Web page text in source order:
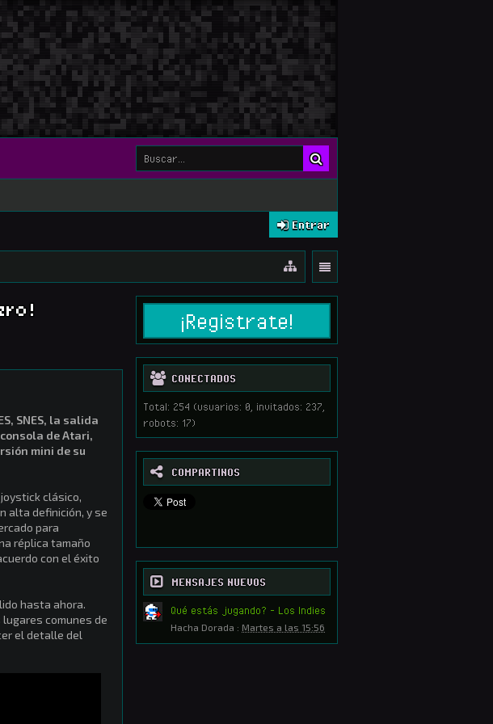
Entrar
SNES, la salida
de Atari,
mini de su
clásico,
alta definición, y se
para
réplica tamaño
con el éxito
hasta ahora.
comunes de
el detalle del
¡Registrate!
CONECTADOS
Total: 254 (usuarios: 0, invitados: 237,
robots: 17)
COMPARTINOS
MENSAJES NUEVOS
Qué estás jugando? - Los Indies
Hacha Dorada : Martes a las 15:56